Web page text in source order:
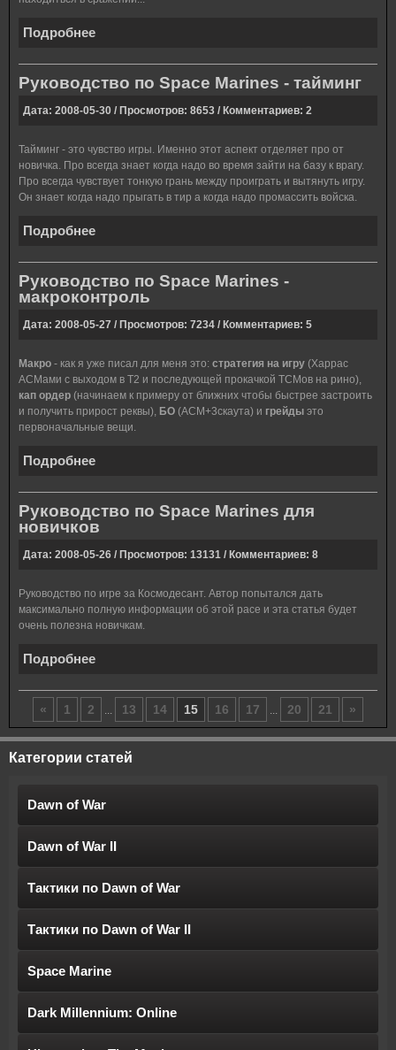
Подробнее
Руководство по Space Marines - тайминг
Дата: 2008-05-30 / Просмотров: 8653 / Комментариев: 2
Тайминг - это чувство игры. Именно этот аспект отделяет про от
новичка. Про всегда знает когда надо во время зайти на базу к врагу.
Про всегда чувствует тонкую грань между проиграть и вытянуть игру.
Он знает когда надо прыгать в тир а когда надо промассить войска.
Подробнее
Руководство по Space Marines -
макроконтроль
Дата: 2008-05-27 / Просмотров: 7234 / Комментариев: 5
Макро - как я уже писал для меня это: стратегия на игру (Харрас
АСМами с выходом в Т2 и последующей прокачкой ТСМов на рино),
кап ордер (начинаем к примеру от ближних чтобы быстрее застроить
и получить прирост реквы), БО (АСМ+3скаута) и грейды это
первоначальные вещи.
Подробнее
Руководство по Space Marines для
новичков
Дата: 2008-05-26 / Просмотров: 13131 / Комментариев: 8
Руководство по игре за Космодесант. Автор попытался дать
максимально полную информации об этой расе и эта статья будет
очень полезна новичкам.
Подробнее
« 1 2 ... 13 14 15 16 17 ... 20 21 »
Категории статей
Dawn of War
Dawn of War II
Тактики по Dawn of War
Тактики по Dawn of War II
Space Marine
Dark Millennium: Online